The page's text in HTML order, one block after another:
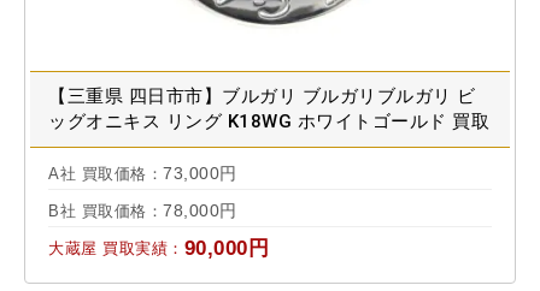
【三重県 四日市市】ブルガリ ブルガリブルガリ ビ
ッグオニキス リング K18WG ホワイトゴールド 買取
実績 2023.12
A社 買取価格： 73,000円
B社 買取価格： 78,000円
大蔵屋 買取実績： 90,000円